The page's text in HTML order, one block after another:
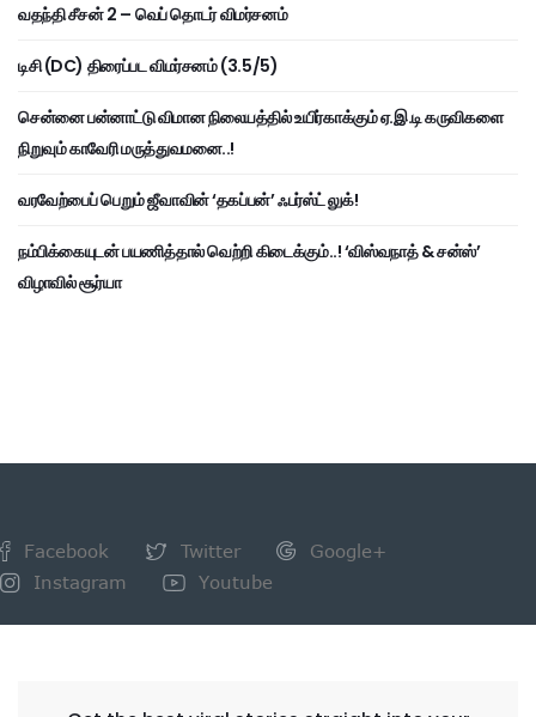
வதந்தி சீசன் 2 – வெப் தொடர் விமர்சனம்
டிசி (DC) திரைப்பட விமர்சனம் (3.5/5)
சென்னை பன்னாட்டு விமான நிலையத்தில் உயிர்காக்கும் ஏ.இ.டி கருவிகளை
நிறுவும் காவேரி மருத்துவமனை..!
வரவேற்பைப் பெறும் ஜீவாவின் ‘தகப்பன்’ ஃபர்ஸ்ட் லுக்!
நம்பிக்கையுடன் பயணித்தால் வெற்றி கிடைக்கும்..! ‘விஸ்வநாத் & சன்ஸ்’
விழாவில் சூர்யா
Facebook Twitter
Google+
Instagram
Youtube